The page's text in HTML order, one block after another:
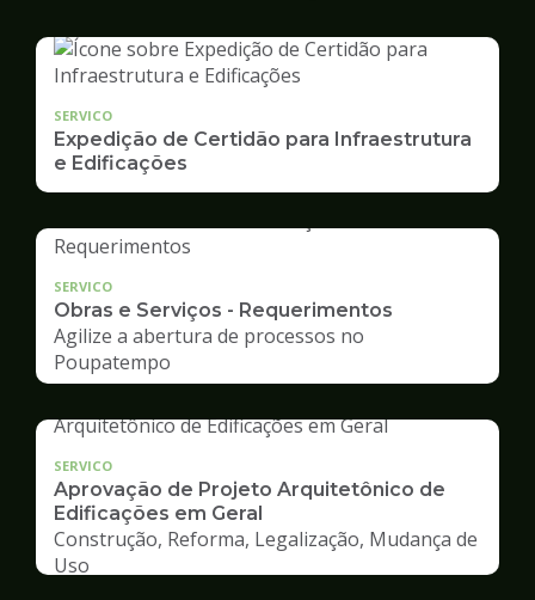
SERVICO
Expedição de Certidão para Infraestrutura
e Edificações
SERVICO
Obras e Serviços - Requerimentos
Agilize a abertura de processos no
Poupatempo
SERVICO
Aprovação de Projeto Arquitetônico de
Edificações em Geral
Construção, Reforma, Legalização, Mudança de
Uso